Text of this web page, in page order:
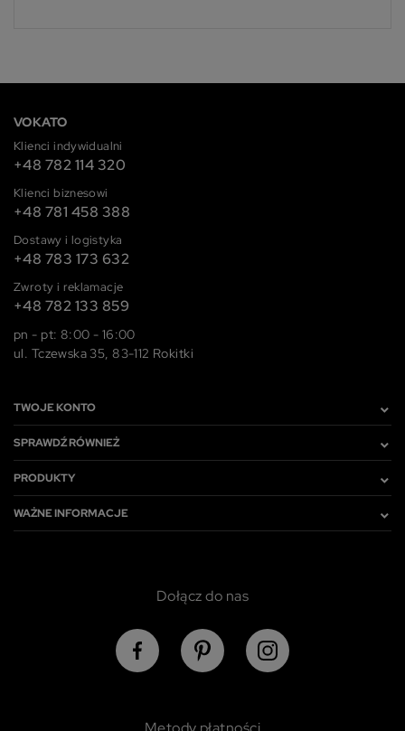
VOKATO
Klienci indywidualni
+48 782 114 320
Klienci biznesowi
+48 781 458 388
Dostawy i logistyka
+48 783 173 632
Zwroty i reklamacje
+48 782 133 859
pn - pt: 8:00 - 16:00
ul. Tczewska 35, 83-112 Rokitki
TWOJE KONTO
SPRAWDŹ RÓWNIEŻ
PRODUKTY
WAŻNE INFORMACJE
Dołącz do nas